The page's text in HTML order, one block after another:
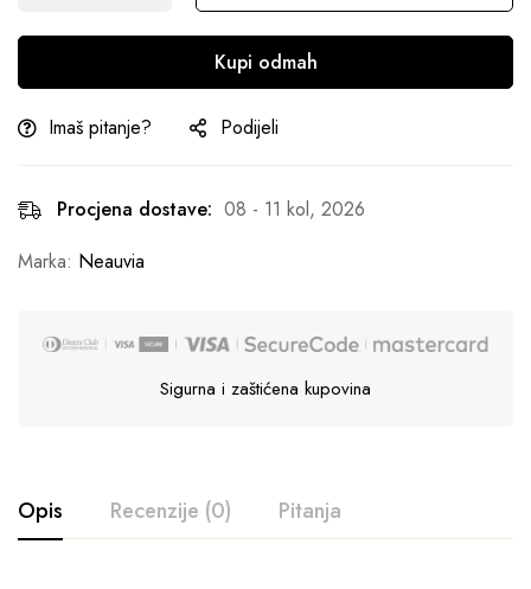
Kupi odmah
Imaš pitanje? Podijeli
Procjena dostave: 08 - 11 kol, 2026
Marka: Neauvia
Sigurna i zaštićena kupovina
Opis Recenzije (0) Pitanja